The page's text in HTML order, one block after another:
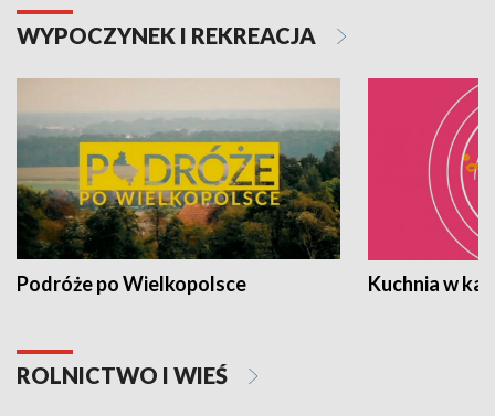
WYPOCZYNEK I REKREACJA
Podróże po Wielkopolsce Kuchnia w
ROLNICTWO I WIEŚ